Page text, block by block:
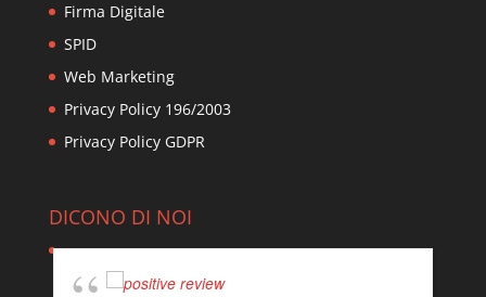
Firma Digitale
SPID
Web Marketing
Privacy Policy 196/2003
Privacy Policy GDPR
DICONO DI NOI